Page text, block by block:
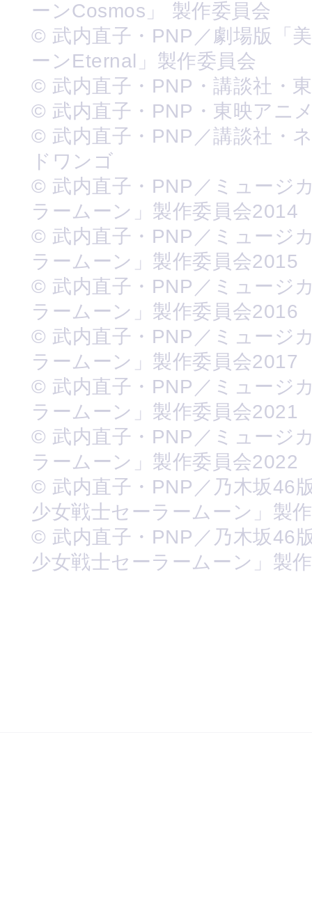
ーンCosmos」 製作委員会
© 武内直子・PNP／劇場版「
ーンEternal」製作委員会
© 武内直子・PNP・講談社・
© 武内直子・PNP・東映アニ
© 武内直子・PNP／講談社・
ドワンゴ
© 武内直子・PNP／ミュージ
ラームーン」製作委員会2014
© 武内直子・PNP／ミュージ
ラームーン」製作委員会2015
© 武内直子・PNP／ミュージ
ラームーン」製作委員会2016
© 武内直子・PNP／ミュージ
ラームーン」製作委員会2017
© 武内直子・PNP／ミュージ
ラームーン」製作委員会2021
© 武内直子・PNP／ミュージ
ラームーン」製作委員会2022
© 武内直子・PNP／乃木坂46
少女戦士セーラームーン」製
© 武内直子・PNP／乃木坂46
少女戦士セーラームーン」製